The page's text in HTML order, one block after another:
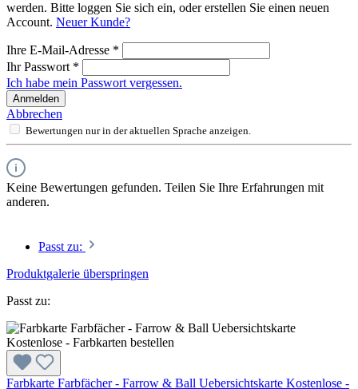
werden. Bitte loggen Sie sich ein, oder erstellen Sie einen neuen
Account. Neuer Kunde?
Ihre E-Mail-Adresse *
Ihr Passwort *
Ich habe mein Passwort vergessen.
Anmelden
Abbrechen
Bewertungen nur in der aktuellen Sprache anzeigen.
Keine Bewertungen gefunden. Teilen Sie Ihre Erfahrungen mit
anderen.
Passt zu:
Produktgalerie überspringen
Passt zu:
Farbkarte Farbfächer - Farrow & Ball Uebersichtskarte Kostenlose -